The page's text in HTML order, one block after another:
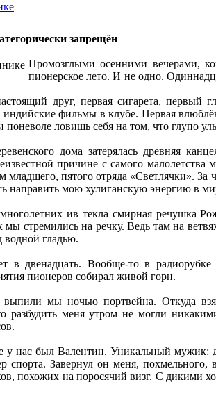
запрещён
Промозглыми осенними вечерами,
пионерское лето. И не одно.
друг, первая сигарета, первый
индийские фильмы в клубе. Первая
ловишь себя на том, что глупо
дома затерялась древняя
причине с самого
младшего, пятого отряда «Светлячки».
направить мою хулиганскую энергию в
ив текла смирная речушка
стремились на речку. Ведь там на
водной гладью.
в двенадцать. Вообще-то в
пионеров собирал живой горн.
выпили мы ночью портвейна. Откуда
разбудить меня утром не могли
у нас был Валентин. Уникальный мужик:
спорта. Завернул он меня,
похожих на поросячий визг. С дикими